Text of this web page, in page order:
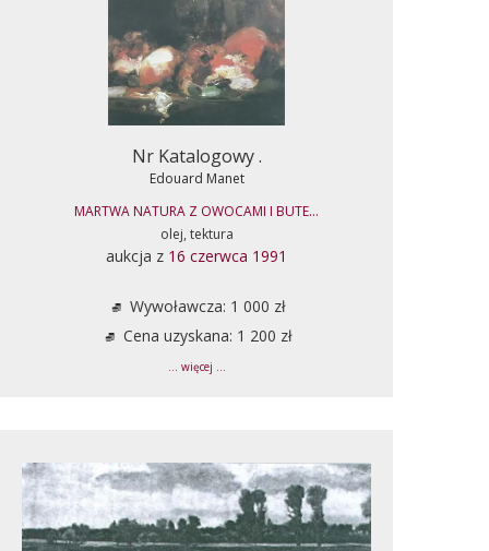
Nr Katalogowy .
Edouard Manet
MARTWA NATURA Z OWOCAMI I BUTE...
olej, tektura
aukcja z 16 czerwca 1991
Wywoławcza: 1 000 zł
Cena uzyskana: 1 200 zł
... więcej ...